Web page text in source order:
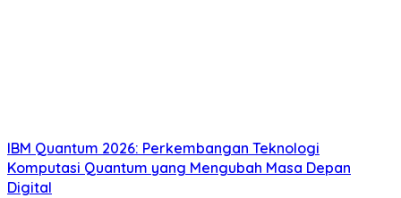
IBM Quantum 2026: Perkembangan Teknologi
Komputasi Quantum yang Mengubah Masa Depan
Digital